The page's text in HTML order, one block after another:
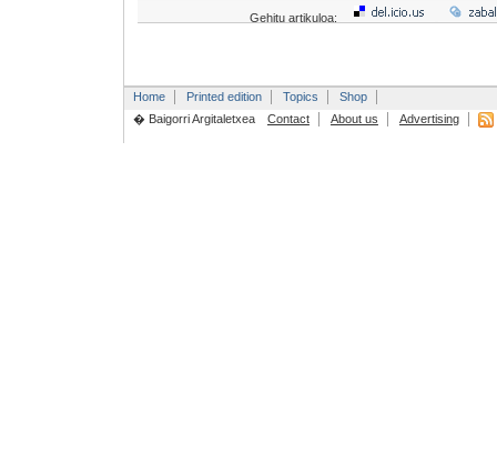
Gehitu artikuloa:
Home Printed edition Topics
Shop
� Baigorri Argitaletxea
Contact About us Advertising